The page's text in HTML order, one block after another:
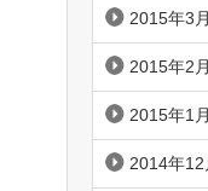
2015年3月
2015年2月
2015年1月
2014年12